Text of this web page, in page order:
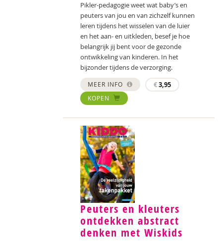
Pikler-pedagogie weet wat baby’s en
peuters van jou en van zichzelf kunnen
leren tijdens het wisselen van de luier
en het aan- en uitkleden, besef je hoe
belangrijk jij bent voor de gezonde
ontwikkeling van kinderen. In het
bijzonder tijdens de verzorging.
MEER INFO €3,95
KOPEN
Peuters en kleuters
ontdekken abstract
denken met Wiskids